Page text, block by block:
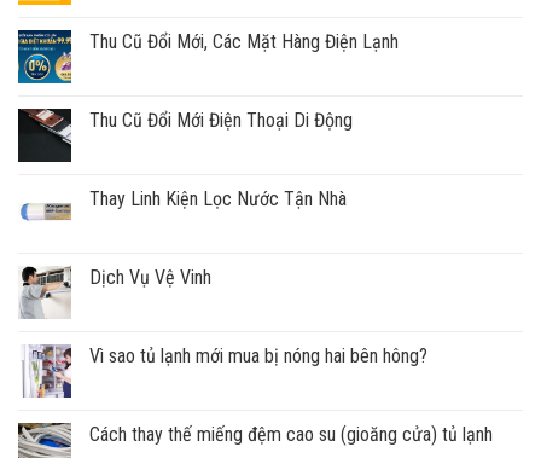
Thu Cũ Đổi Mới, Các Mặt Hàng Điện Lạnh
Thu Cũ Đổi Mới Điện Thoại Di Động
Thay Linh Kiện Lọc Nước Tận Nhà
Dịch Vụ Vệ Vinh
Vì sao tủ lạnh mới mua bị nóng hai bên hông?
Cách thay thế miếng đệm cao su (gioăng cửa) tủ lạnh